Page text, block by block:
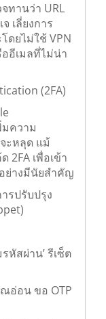
ทานว่า URL
เลี่ยงการ
ดยไม่ใช้ VPN
อีเมลที่ไม่น่า
(2FA)
มความ
ะหลุด แม้
2FA เพื่อเข้า
ย่างมีนัยสำคัญ
รปรับปรุง
สผ่าน’ รีเซ็ต
อ่อน ขอ OTP